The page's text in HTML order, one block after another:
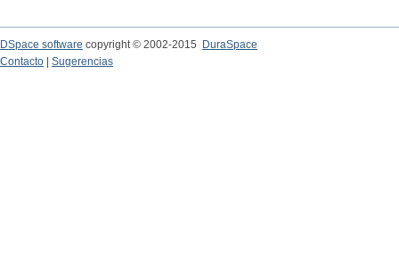
DSpace software copyright © 2002-2015
DuraSpace
Contacto
Sugerencias